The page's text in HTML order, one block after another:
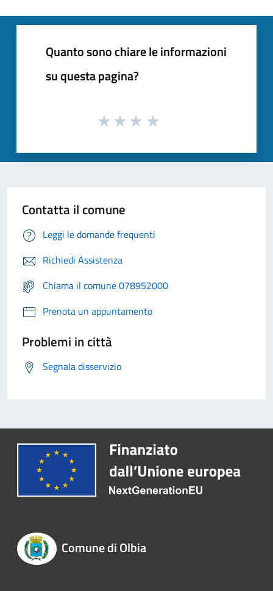
Quanto sono chiare le informazioni
su questa pagina?
Contatta il comune
Leggi le domande frequenti
Richiedi Assistenza
Chiama il comune 078952000
Prenota un appuntamento
Problemi in città
Segnala disservizio
Comune di Olbia